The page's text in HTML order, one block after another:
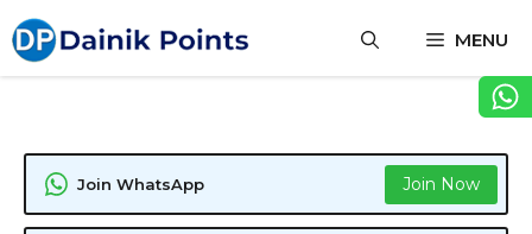
Skip
to
content
MENU
Join WhatsApp Join Now